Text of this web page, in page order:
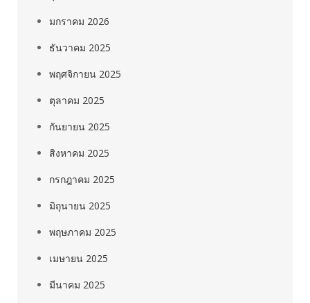
มกราคม 2026
ธันวาคม 2025
พฤศจิกายน 2025
ตุลาคม 2025
กันยายน 2025
สิงหาคม 2025
กรกฎาคม 2025
มิถุนายน 2025
พฤษภาคม 2025
เมษายน 2025
มีนาคม 2025